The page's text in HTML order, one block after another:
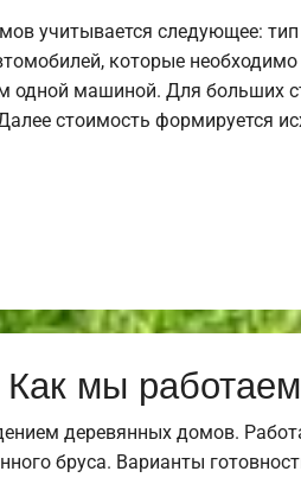
учитывается следующее:
которые
одной машиной. Для больших
стоимость формируется
Как мы работаем
деревянных домов.
бруса. Варианты